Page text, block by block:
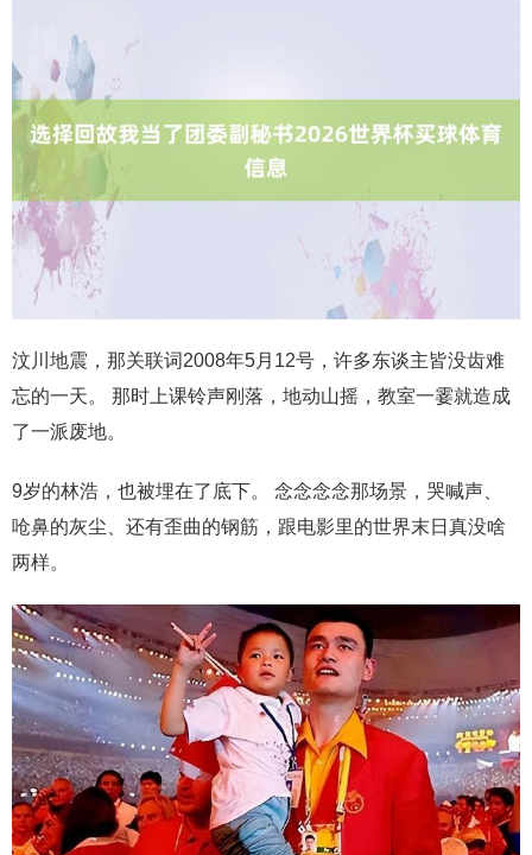
汶川地震，那关联词2008年5月12号，许多东谈主皆没齿难
忘的一天。 那时上课铃声刚落，地动山摇，教室一霎就造成
了一派废地。
9岁的林浩，也被埋在了底下。 念念念念那场景，哭喊声、
呛鼻的灰尘、还有歪曲的钢筋，跟电影里的世界末日真没啥
两样。